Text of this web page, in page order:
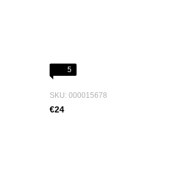
5
SKU: 000015678
€24